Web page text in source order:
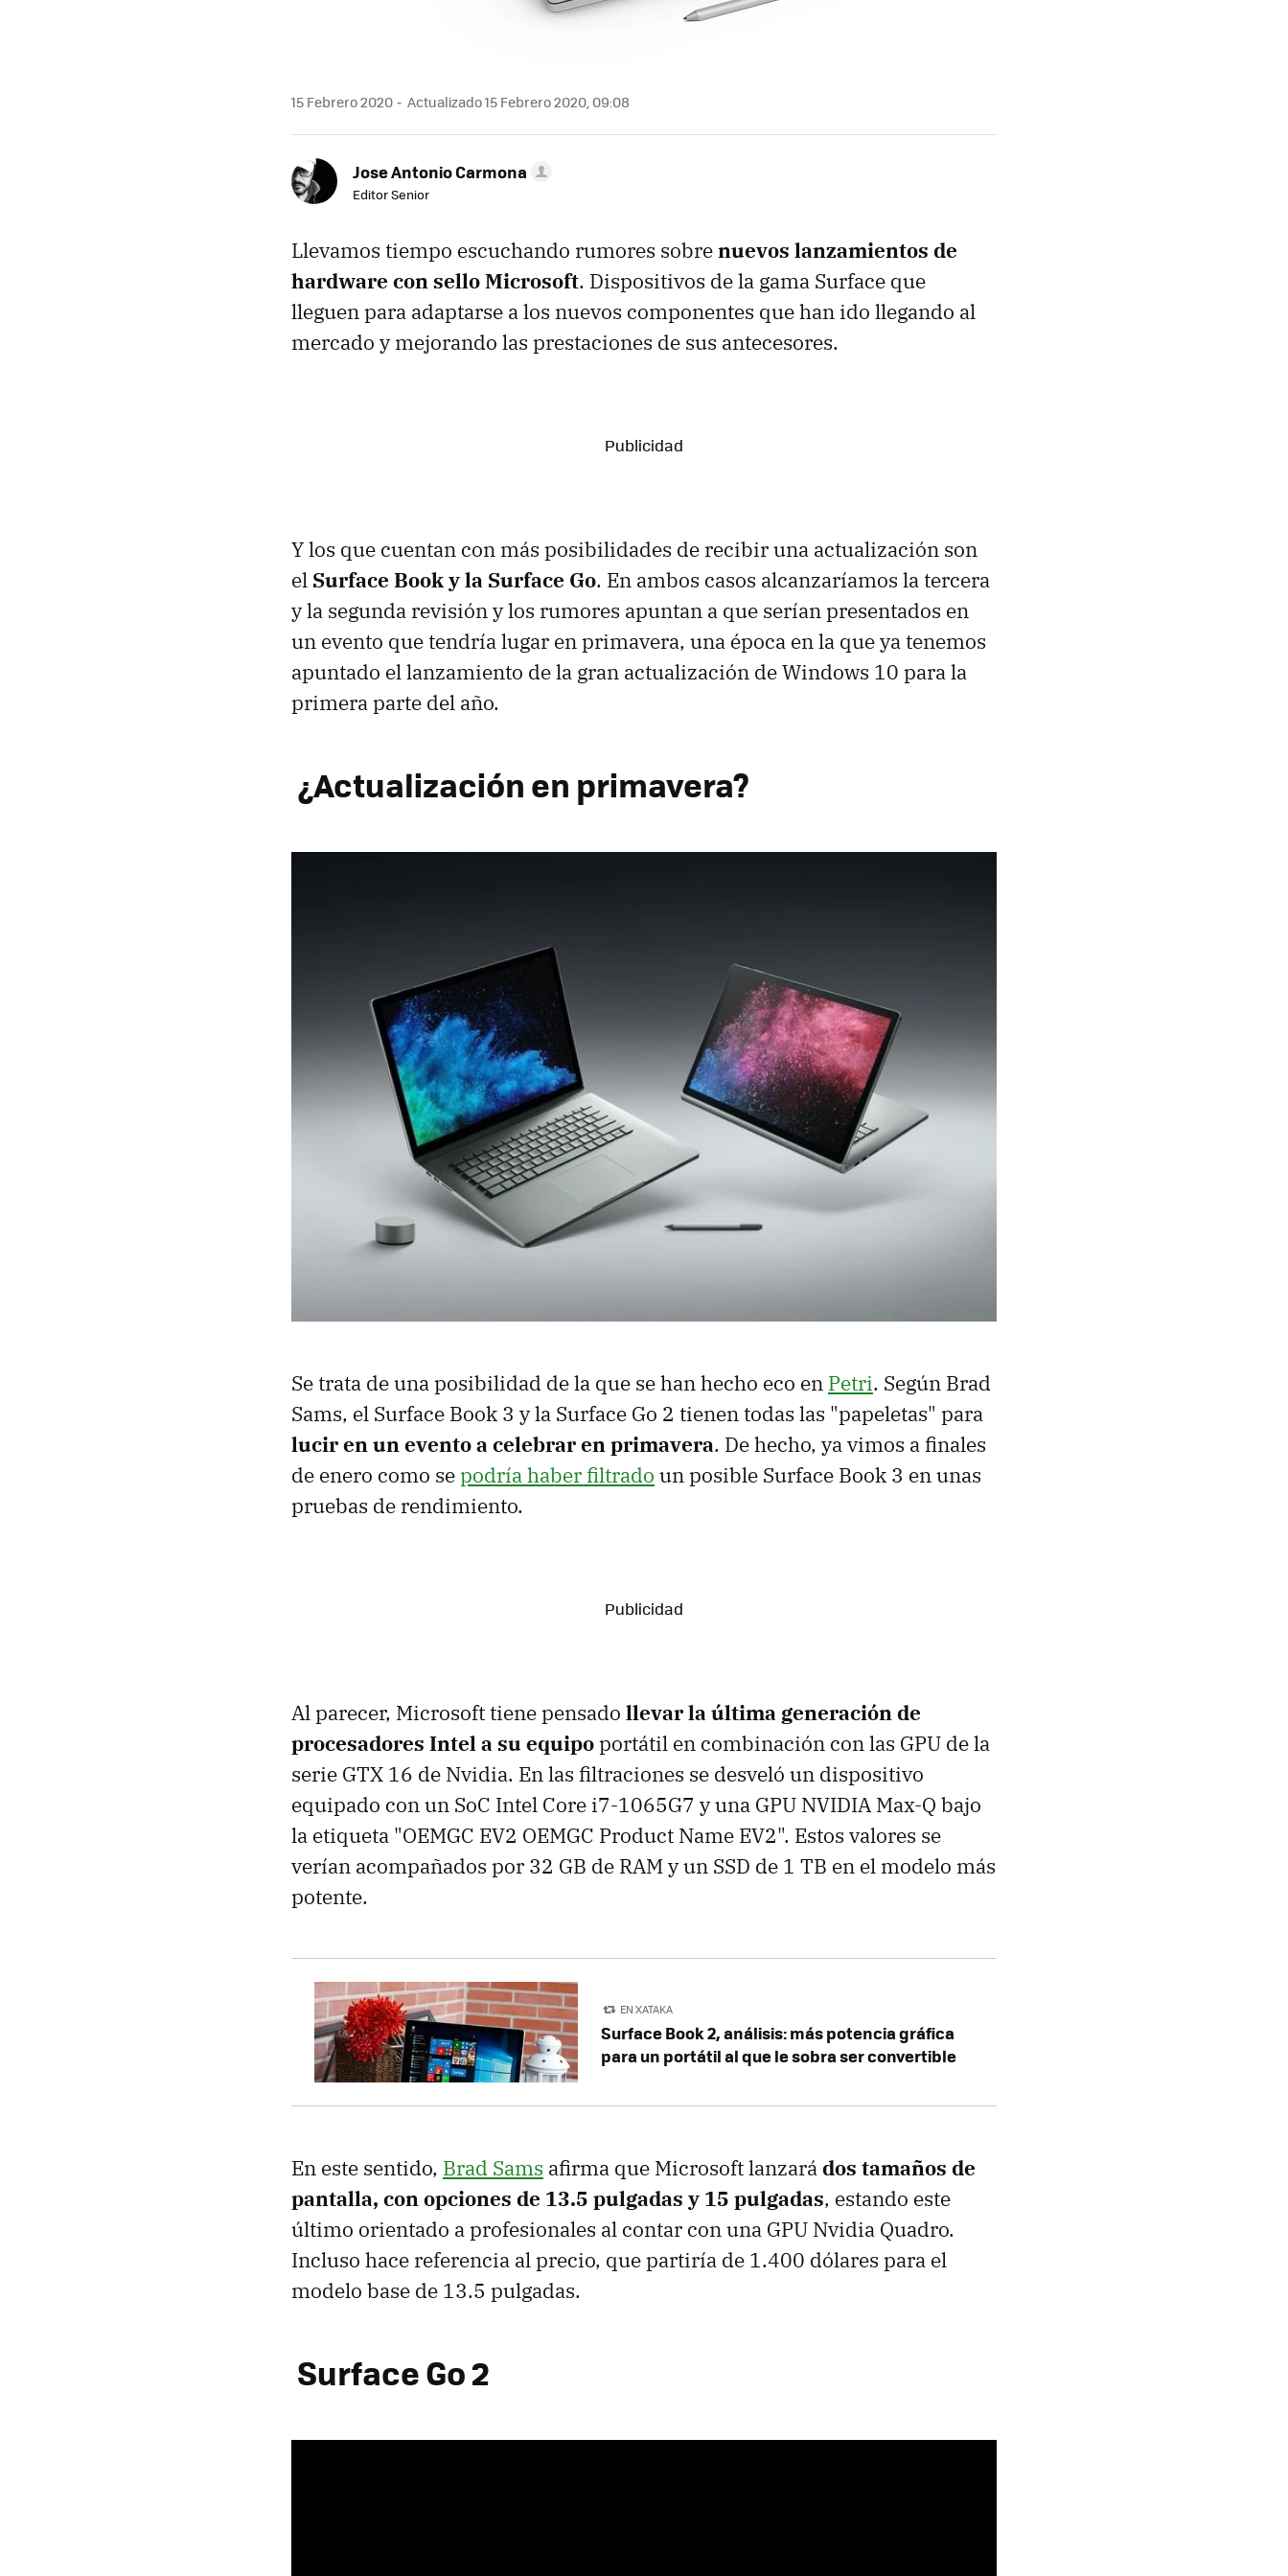
15 Febrero 2020 Actualizado 15 Febrero 2020, 09:08
Jose Antonio Carmona
Editor Senior
Llevamos tiempo escuchando rumores sobrenuevos lanzamientos de
hardware con sello Microsoft. Dispositivos de la gama Surface que
lleguen para adaptarse a los nuevos componentes que han ido llegando al
mercado y mejorando las prestaciones de sus antecesores.
Y los que cuentan con más posibilidades de recibir una actualización son
el Surface Book y la Surface Go. En ambos casos alcanzaríamos la tercera
y la segunda revisión y los rumores apuntan a que serían presentados en
un evento que tendría lugar en primavera, una época en la que ya tenemos
apuntado el lanzamiento de la gran actualización de Windows 10 para la
primera parte del año.
¿Actualización en primavera?
Se trata de una posibilidad de la que se han hecho eco en Petri. Según Brad
Sams, el Surface Book 3 y la Surface Go 2 tienen todas las "papeletas" para
lucir en un evento a celebrar en primavera. De hecho, ya vimos a finales
de enero como sepodría haber filtrado un posible Surface Book 3 en unas
pruebas de rendimiento.
Al parecer, Microsoft tiene pensado llevar la última generación de
procesadores Intel a su equipoportátil en combinación con las GPU de la
serie GTX 16 de Nvidia. En las filtraciones se desveló un dispositivo
equipado con un SoC Intel Core i7-1065G7 y una GPU NVIDIA Max-Q bajo
la etiqueta "OEMGC EV2 OEMGC Product Name EV2". Estos valores se
verían acompañados por 32 GB de RAM y un SSD de 1 TB en el modelo más
potente.
EN XATAKA
Surface Book 2, análisis: más potencia gráfica
para un portátil al que le sobra ser convertible
En este sentido, Brad Sams afirma que Microsoft lanzarádos tamaños de
pantalla, con opciones de 13.5 pulgadas y 15 pulgadas, estando este
último orientado a profesionales al contar con una GPU Nvidia Quadro.
Incluso hace referencia al precio, que partiría de 1.400 dólares para el
modelo base de 13.5 pulgadas.
Surface Go 2